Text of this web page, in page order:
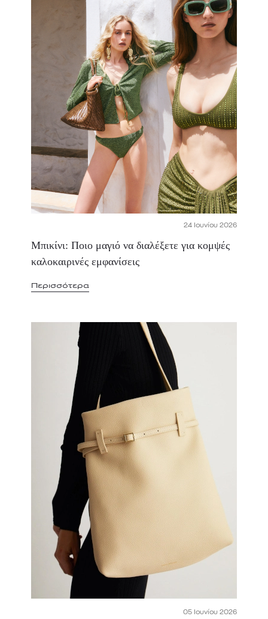
24 Ιουνίου 2026
Μπικίνι: Ποιο μαγιό να διαλέξετε για κομψές
καλοκαιρινές εμφανίσεις
Περισσότερα
05 Ιουνίου 2026